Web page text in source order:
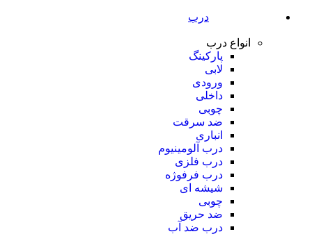
درب
انواع درب
پارکینگ
لابی
ورودی
داخلی
چوبی
ضد سرقت
انباری
درب آلومینیوم
درب فلزی
درب فرفوژه
شیشه ای
چوبی
ضد حریق
درب ضد آب